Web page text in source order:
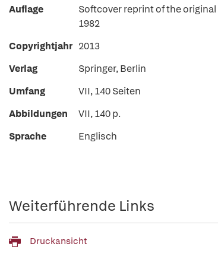
Auflage
Softcover reprint of the original
1982
Copyrightjahr 2013
Verlag
Springer, Berlin
Umfang
VII, 140 Seiten
Abbildungen
VII, 140 p.
Sprache
Englisch
Weiterführende Links
Druckansicht